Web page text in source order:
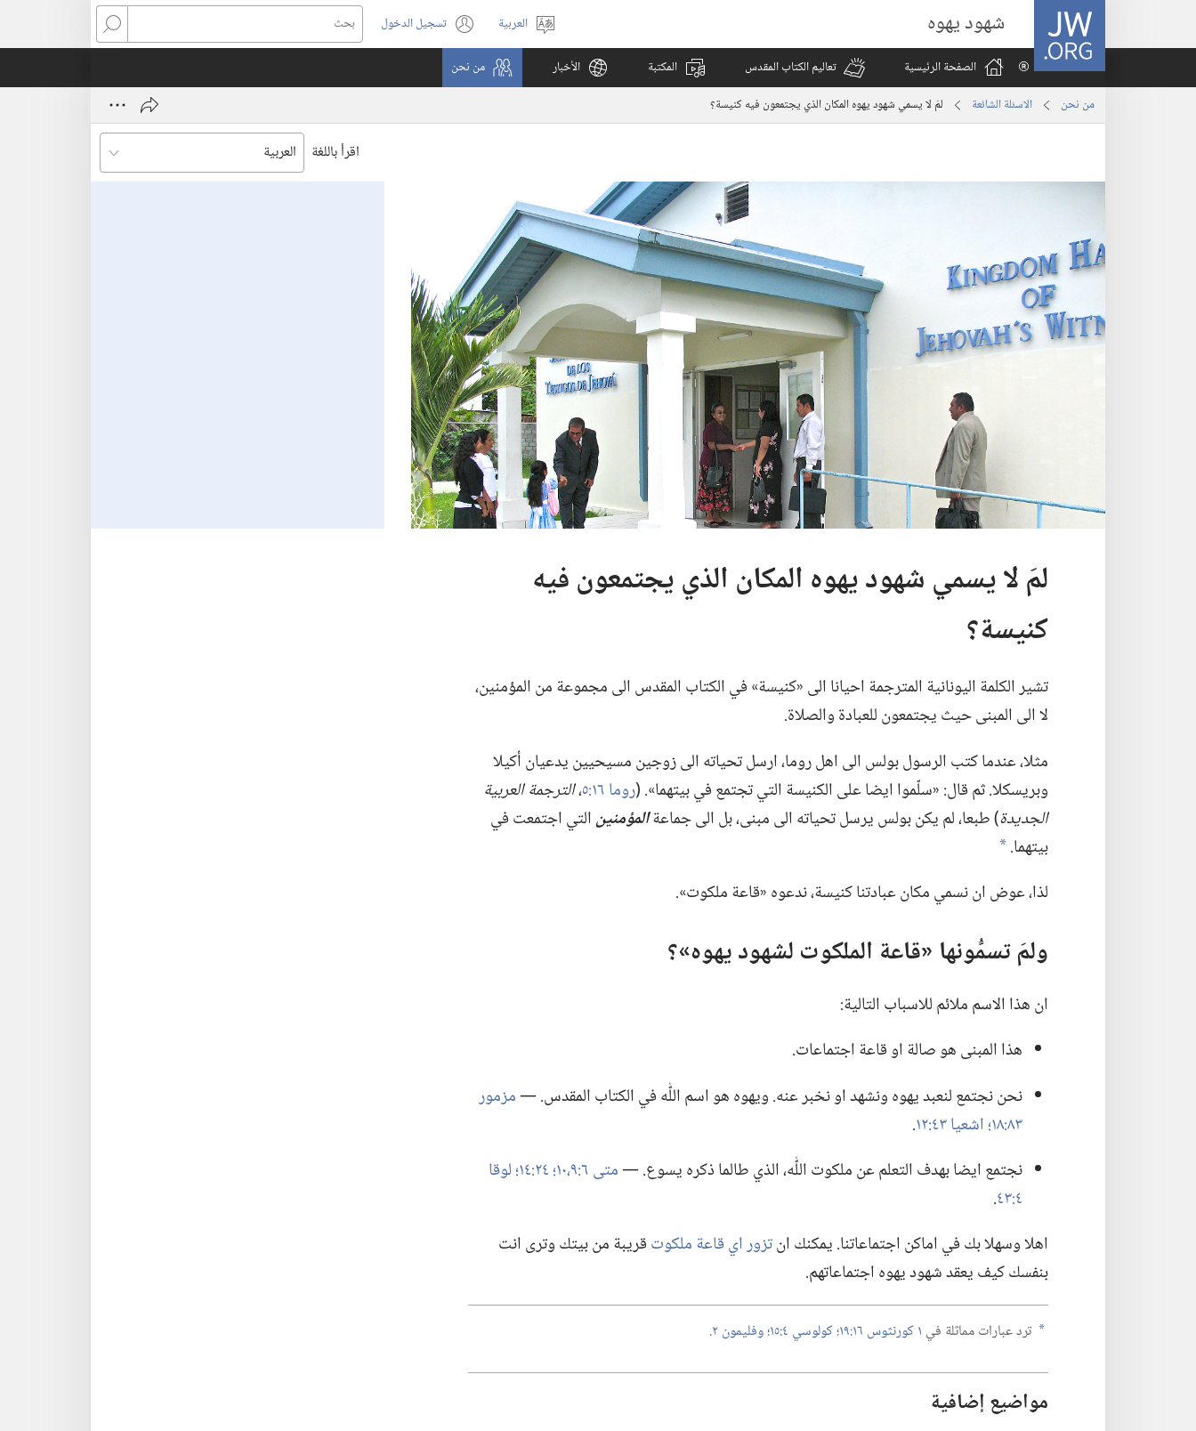
JW.ORG شهود يهوه
اختر
اللغة
العربية تسجيل الدخول
(يفتح
نافذة
بحث
الصفحة الرئيسية
تعاليم الكتاب المقدس المكتبة الأخبار من نحن
من نحن الاسئلة الشائعة لمَ لا يسمي شهود يهوه المكان الذي يجتمعون فيه كنيسة؟‏
اقرأ باللغة
لمَ لا يسمي شهود يهوه المكان الذي يجتمعون فيه
كنيسة؟‏
تشير الكلمة اليونانية المترجمة احيانا الى «كنيسة» في الكتاب المقدس الى مجموعة من المؤمنين،‏
لا الى المبنى حيث يجتمعون للعبادة والصلاة.‏
مثلا،‏ عندما كتب الرسول بولس الى اهل روما،‏ ارسل تحياته الى زوجين مسيحيين يدعيان أكيلا
وبريسكلا.‏ ثم قال:‏ «سلّموا ايضا على الكنيسة التي تجتمع في بيتهما».‏ (‏روما ١٦:‏٥ ،‏الترجمة العربية
الجديدة)‏ طبعا،‏ لم يكن بولس يرسل تحياته الى مبنى،‏ بل الى جماعةالمؤمنينالتي اجتمعت في
بيتهما.‏ a
لذا،‏ عوض ان نسمي مكان عبادتنا كنيسة،‏ ندعوه «قاعة ملكوت».‏
ولمَ تسمُّونها «قاعة الملكوت لشهود يهوه»؟‏
ان هذا الاسم ملائم للاسباب التالية:‏
هذا المبنى هو صالة او قاعة اجتماعات.‏
نحن نجتمع لنعبد يهوه ونشهد او نخبر عنه.‏ ويهوه هو اسم اللّٰه في الكتاب المقدس.‏ —‏مزمور
٨٣:‏١٨؛‏
اشعيا ٤٣:‏١٢
.‏
نجتمع ايضا بهدف التعلم عن ملكوت اللّٰه،‏ الذي طالما ذكره يسوع.‏ —‏متى ٦:‏​٩،‏١٠؛‏
لوقا
٤:‏٤٣
.‏
اهلا وسهلا بك في اماكن اجتماعاتنا.‏ يمكنك انتزور اي قاعة ملكوتقريبة من بيتك وترى انت
بنفسك كيف يعقد شهود يهوه اجتماعاتهم.‏
a ترد عبارات مماثلة في ١ كورنثوس ١٦:‏١٩؛‏ كولوسي ٤:‏١٥؛‏ وفليمون ٢ .‏
مواضيع إضافية